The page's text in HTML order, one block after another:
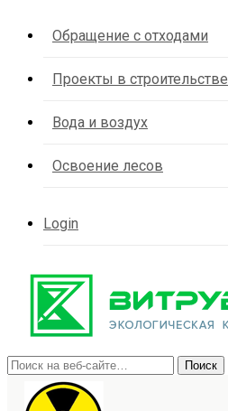
Обращение с отходами
Проекты в строительстве
Вода и воздух
Освоение лесов
Login